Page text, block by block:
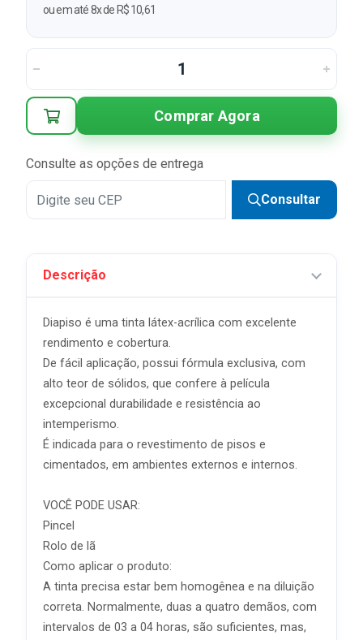
ou em até 8x de R$ 10,61
Comprar Agora
Consulte as opções de entrega
Consultar
Descrição
Diapiso é uma tinta látex-acrílica com excelente
rendimento e cobertura.
De fácil aplicação, possui fórmula exclusiva, com
alto teor de sólidos, que confere à película
excepcional durabilidade e resistência ao
intemperismo.
É indicada para o revestimento de pisos e
cimentados, em ambientes externos e internos.
VOCÊ PODE USAR:
Pincel
Rolo de lã
Como aplicar o produto:
A tinta precisa estar bem homogênea e na diluição
correta. Normalmente, duas a quatro demãos, com
intervalos de 03 a 04 horas, são suficientes, mas,